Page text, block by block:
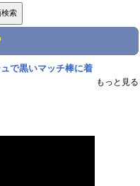
で黒いマッチ棒に着
もっと見る